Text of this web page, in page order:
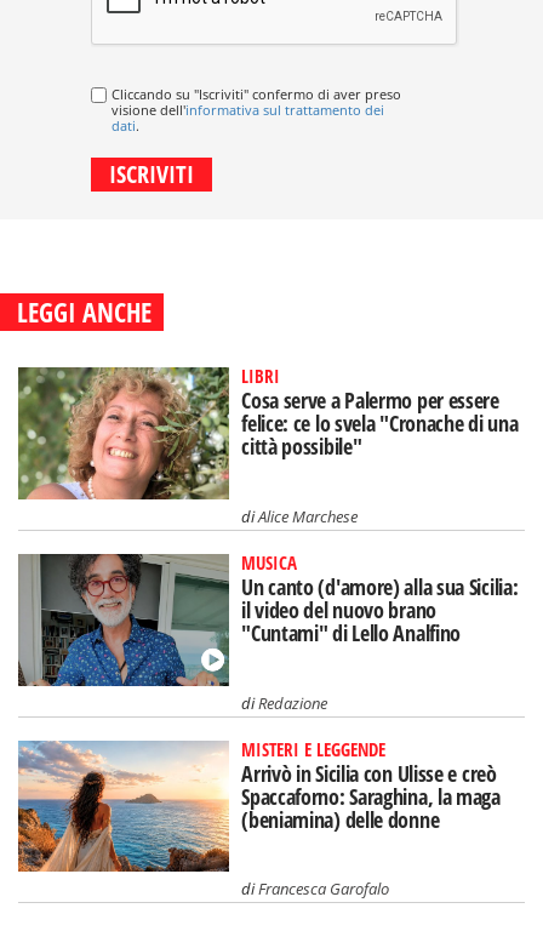
Cliccando su "Iscriviti" confermo di aver preso
visione dell'informativa sul trattamento dei
dati.
LEGGI ANCHE
LIBRI
Cosa serve a Palermo per essere
felice: ce lo svela "Cronache di una
città possibile"
diAlice Marchese
MUSICA
Un canto (d'amore) alla sua Sicilia:
il video del nuovo brano
"Cuntami" di Lello Analfino
diRedazione
MISTERI E LEGGENDE
Arrivò in Sicilia con Ulisse e creò
Spaccaforno: Saraghina, la maga
(beniamina) delle donne
diFrancesca Garofalo